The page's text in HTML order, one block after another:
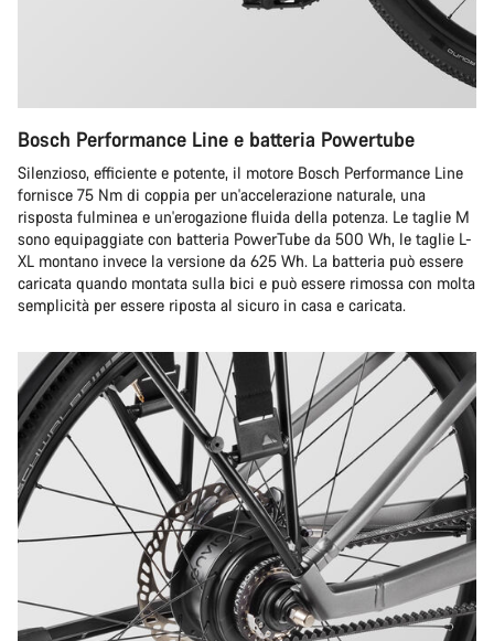
Bosch Performance Line e batteria Powertube
Silenzioso, efficiente e potente, il motore Bosch Performance Line
fornisce 75 Nm di coppia per un'accelerazione naturale, una
risposta fulminea e un'erogazione fluida della potenza. Le taglie M
sono equipaggiate con batteria PowerTube da 500 Wh, le taglie L-
XL montano invece la versione da 625 Wh. La batteria può essere
caricata quando montata sulla bici e può essere rimossa con molta
semplicità per essere riposta al sicuro in casa e caricata.